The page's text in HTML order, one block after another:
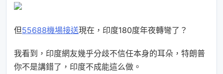
但55688機場接送現在，印度180度年夜轉彎了？
我看到，印度網友幾乎分歧不信任本身的耳朵，特朗普
你不是講錯了，印度不成能這么做。